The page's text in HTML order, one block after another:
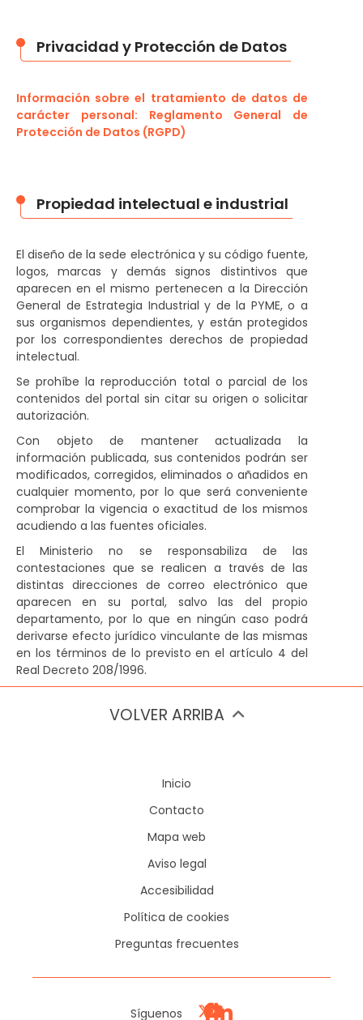
Privacidad y Protección de Datos
Información sobre el tratamiento de datos de
carácter personal: Reglamento General de
Protección de Datos (RGPD)
Propiedad intelectual e industrial
El diseño de la sede electrónica y su código fuente,
logos, marcas y demás signos distintivos que
aparecen en el mismo pertenecen a la Dirección
General de Estrategia Industrial y de la PYME, o a
sus organismos dependientes, y están protegidos
por los correspondientes derechos de propiedad
intelectual.
Se prohíbe la reproducción total o parcial de los
contenidos del portal sin citar su origen o solicitar
autorización.
Con objeto de mantener actualizada la
información publicada, sus contenidos podrán ser
modificados, corregidos, eliminados o añadidos en
cualquier momento, por lo que será conveniente
comprobar la vigencia o exactitud de los mismos
acudiendo a las fuentes oficiales.
El Ministerio no se responsabiliza de las
contestaciones que se realicen a través de las
distintas direcciones de correo electrónico que
aparecen en su portal, salvo las del propio
departamento, por lo que en ningún caso podrá
derivarse efecto jurídico vinculante de las mismas
en los términos de lo previsto en el artículo 4 del
Real Decreto 208/1996.
VOLVER ARRIBA
Inicio
Contacto
Mapa web
Aviso legal
Accesibilidad
Política de cookies
Preguntas frecuentes
Síguenos